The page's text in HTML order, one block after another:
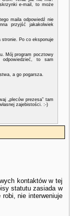
e-mail, to może
maila odpowiedź nie
przyjść jakakolwiek
stronie. Po co eksponuje
Mój program pocztowy
to sam
a go pogarsza.
„pleców prezesa” tam
zajebistości. :-)
kontaktów w tej
statutu zasiada w
nie interweniuje